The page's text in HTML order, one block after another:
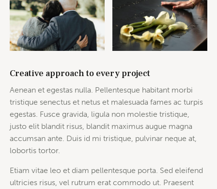
Creative approach to every project
Aenean et egestas nulla. Pellentesque habitant morbi
tristique senectus et netus et malesuada fames ac turpis
egestas. Fusce gravida, ligula non molestie tristique,
justo elit blandit risus, blandit maximus augue magna
accumsan ante. Duis id mi tristique, pulvinar neque at,
lobortis tortor.
Etiam vitae leo et diam pellentesque porta. Sed eleifend
ultricies risus, vel rutrum erat commodo ut. Praesent